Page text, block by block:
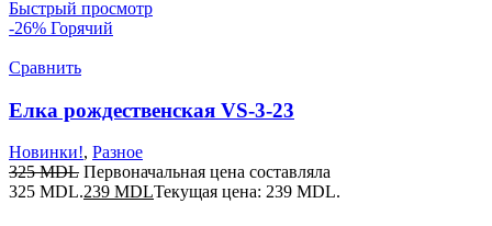
Быстрый просмотр
-26% Горячий
Сравнить
Елка рождественская VS-3-23
Новинки!, Разное
325MDL Первоначальная цена составляла
325 MDL.239 MDLТекущая цена: 239 MDL.